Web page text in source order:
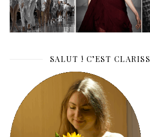
SALUT ! C’EST